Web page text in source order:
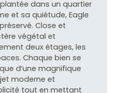
dans un quartier
et sa quiétude, Eagle
Close et
végétal et
deux étages, les
Chaque bien se
d’une magnifique
moderne et
tout en mettant